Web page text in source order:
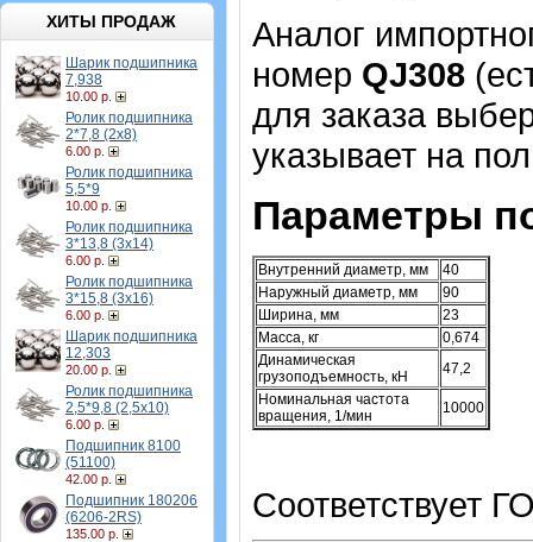
ХИТЫ ПРОДАЖ
Шарик подшипника
7,938
10.00 р.
Ролик подшипника
2*7,8 (2х8)
6.00 р.
Ролик подшипника
5,5*9
10.00 р.
Ролик подшипника
3*13,8 (3х14)
6.00 р.
Ролик подшипника
3*15,8 (3х16)
6.00 р.
Шарик подшипника
12,303
20.00 р.
Ролик подшипника
2,5*9,8 (2,5х10)
6.00 р.
Подшипник 8100
(51100)
42.00 р.
Подшипник 180206
(6206-2RS)
135.00 р.
Аналог
номер QJ308
для заказа
указывает на
Параметры
Внутренний диаметр, мм
40
Наружный диаметр, мм
90
Ширина, мм
23
Масса, кг
0,674
Динамическая
грузоподъемность, кН
47,2
Номинальная частота
вращения, 1/мин
10000
Соответствует